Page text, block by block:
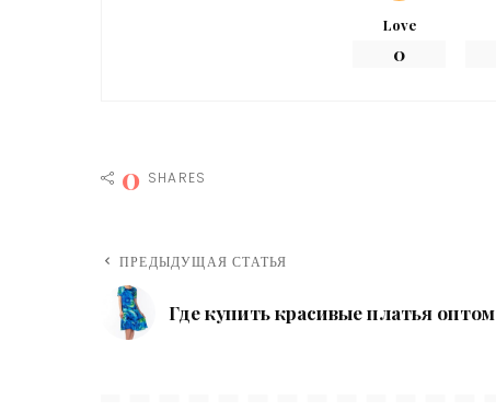
Love
0
0 SHARES
ПРЕДЫДУЩАЯ СТАТЬЯ
Где купить красивые платья оптом